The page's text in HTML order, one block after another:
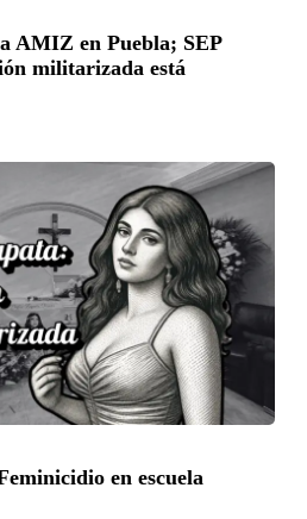
AMIZ en Puebla; SEP
militarizada está
en escuela